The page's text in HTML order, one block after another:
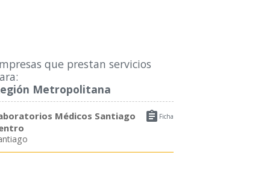
que prestan servicios
Metropolitana
 Ficha
Médicos Santiago